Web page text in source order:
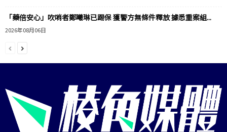
「藥倍安心」吹哨者鄭曦琳已踢保 獲警方無條件釋放 據悉重案組...
2026年08月06日